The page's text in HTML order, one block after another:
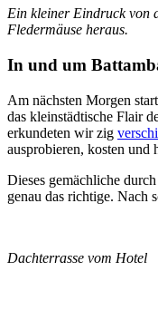
Ein kleiner Eindruck von
Fledermäuse heraus.
In und um
Am nächsten Morgen
das kleinstädtische Flair
erkundeten wir zig
ausprobieren, kosten
Dieses gemächliche
genau das richtige. Nach
Dachterrasse vom Hotel